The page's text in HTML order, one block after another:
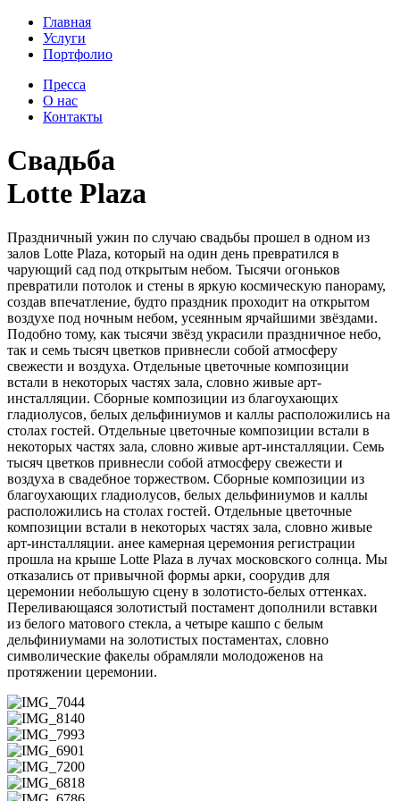
Главная
Услуги
Портфолио
Пресса
О нас
Контакты
Свадьба
Lotte Plaza
Праздничный ужин по случаю свадьбы прошел в одном из
залов Lotte Plaza, который на один день превратился в
чарующий сад под открытым небом. Тысячи огоньков
превратили потолок и стены в яркую космическую панораму,
создав впечатление, будто праздник проходит на открытом
воздухе под ночным небом, усеянным ярчайшими звёздами.
Подобно тому, как тысячи звёзд украсили праздничное небо,
так и семь тысяч цветков привнесли собой атмосферу
свежести и воздуха. Отдельные цветочные композиции
встали в некоторых частях зала, словно живые арт-
инсталляции. Сборные композиции из благоухающих
гладиолусов, белых дельфиниумов и каллы расположились на
столах гостей. Отдельные цветочные композиции встали в
некоторых частях зала, словно живые арт-инсталляции. Семь
тысяч цветков привнесли собой атмосферу свежести и
воздуха в свадебное торжеством. Сборные композиции из
благоухающих гладиолусов, белых дельфиниумов и каллы
расположились на столах гостей. Отдельные цветочные
композиции встали в некоторых частях зала, словно живые
арт-инсталляции. анее камерная церемония регистрации
прошла на крыше Lotte Plaza в лучах московского солнца. Мы
отказались от привычной формы арки, соорудив для
церемонии небольшую сцену в золотисто-белых оттенках.
Переливающаяся золотистый постамент дополнили вставки
из белого матового стекла, а четыре кашпо с белым
дельфиниумами на золотистых постаментах, словно
символические факелы обрамляли молодоженов на
протяжении церемонии.